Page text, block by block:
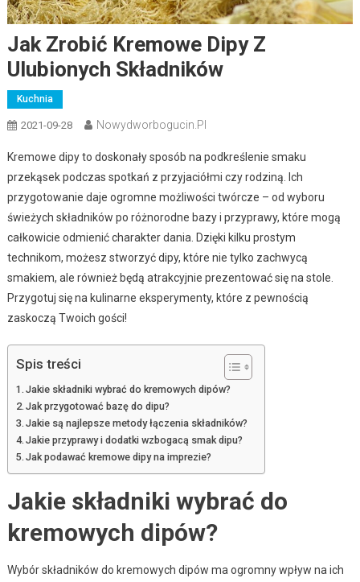
Jak Zrobić Kremowe Dipy Z
Ulubionych Składników
Kuchnia
2021-09-28 Nowydworbogucin.pl
Kremowe dipy to doskonały sposób na podkreślenie smaku
przekąsek podczas spotkań z przyjaciółmi czy rodziną. Ich
przygotowanie daje ogromne możliwości twórcze – od wyboru
świeżych składników po różnorodne bazy i przyprawy, które mogą
całkowicie odmienić charakter dania. Dzięki kilku prostym
technikom, możesz stworzyć dipy, które nie tylko zachwycą
smakiem, ale również będą atrakcyjnie prezentować się na stole.
Przygotuj się na kulinarne eksperymenty, które z pewnością
zaskoczą Twoich gości!
Spis treści
Jakie składniki wybrać do kremowych dipów?
Jak przygotować bazę do dipu?
Jakie są najlepsze metody łączenia składników?
Jakie przyprawy i dodatki wzbogacą smak dipu?
Jak podawać kremowe dipy na imprezie?
Jakie składniki wybrać do
kremowych dipów?
Wybór składników do kremowych dipów ma ogromny wpływ na ich